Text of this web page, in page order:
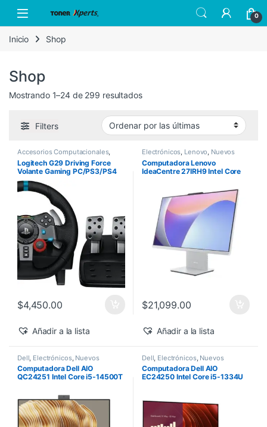
Open 0
Inicio Shop
Shop
Mostrando 1–24 de 299 resultadosSorted by latest
Filters
Accesorios Computacionales,
Logitech Nuevos Productos
Logitech G29 Driving Force
Volante Gaming PC/PS3/PS4
$4,450.00
Añadir a la lista
Electrónicos Lenovo Nuevos
Computadora Lenovo
IdeaCentre 27IRH9 Intel Core
512GB SSD Windows 11 Home
$21,099.00
Añadir a la lista
Dell Electrónicos, Nuevos
Productos
Computadora Dell AIO
QC24251 Intel Core i5-14500T
Windows 11 Pro
Dell Electrónicos, Nuevos
Productos
Computadora Dell AIO
EC24250 Intel Core i5-1334U